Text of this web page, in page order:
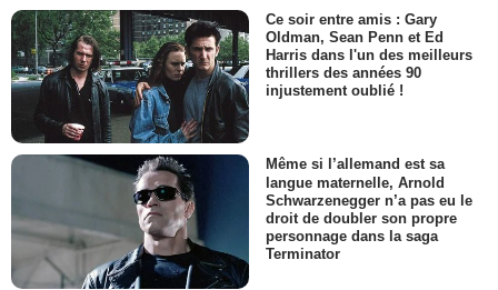
Ce soir entre amis : Gary
Oldman, Sean Penn et Ed
Harris dans l'un des meilleurs
thrillers des années 90
injustement oublié !
Même si l’allemand est sa
langue maternelle, Arnold
Schwarzenegger n’a pas eu le
droit de doubler son propre
personnage dans la saga
Terminator